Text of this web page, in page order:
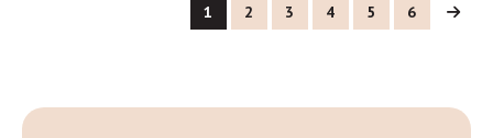
1 2 3 4 5 6